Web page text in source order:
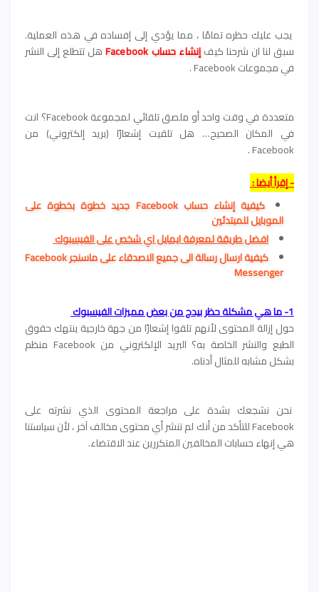
يجب عليك حظره تمامًا ، مما يؤدي إلى إفساده في هذه العملية.
سبق لنا ان شرحنا كيفإنشاء حسابFacebookهل تتطلع إلى النشر
في مجموعات Facebook .
متعددة في وقت واحد أو ملصق تلقائي لمجموعة Facebook؟ انت
في المكان الصحيح… هل تلقيت إشعارًا (بريد إلكتروني) من
Facebook .
-إقرأ أيضا:
كيفية إنشاء حساب Facebook جديد خطوة بخطوة على
الموبايل للمبتدئين
افضل طريقة لمعرفة ايمايل اي شخص على الفيسبوك
كيفية ارسال رسالة الى جميع الاصدقاء على ماسنجر Facebook
Messenger
1- ما هي مشكلة حظر بيدج من بعض مميزات الفيسبوك
حول إزالة المحتوى لأنهم تلقوا إشعارًا من جهة خارجية ينتهك حقوق
الطبع والنشر الخاصة به؟ البريد الإلكتروني من Facebook منظم
بشكل مشابه للمثال أدناه.
نحن نشجعك بشدة على مراجعة المحتوى الذي نشرته على
Facebook للتأكد من أنك لم تنشر أي محتوى مخالف آخر ، لأن سياستنا
هي إنهاء حسابات المخالفين المتكررين عند الاقتضاء.